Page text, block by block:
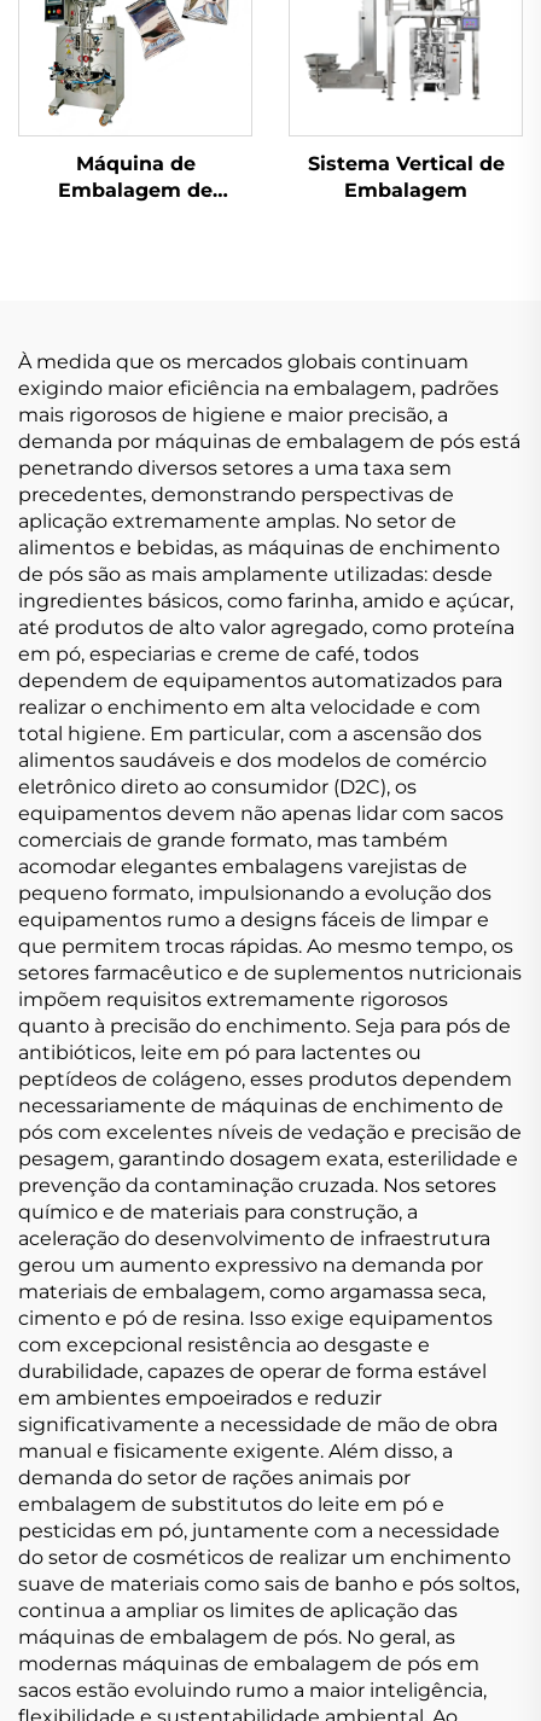
Máquina de
Embalagem de
Sistema Vertical de
Embalagem
À medida que os mercados globais continuam
exigindo maior eficiência na embalagem, padrões
mais rigorosos de higiene e maior precisão, a
demanda por máquinas de embalagem de pós está
penetrando diversos setores a uma taxa sem
precedentes, demonstrando perspectivas de
aplicação extremamente amplas. No setor de
alimentos e bebidas, as máquinas de enchimento
de pós são as mais amplamente utilizadas: desde
ingredientes básicos, como farinha, amido e açúcar,
até produtos de alto valor agregado, como proteína
em pó, especiarias e creme de café, todos
dependem de equipamentos automatizados para
realizar o enchimento em alta velocidade e com
total higiene. Em particular, com a ascensão dos
alimentos saudáveis e dos modelos de comércio
eletrônico direto ao consumidor (D2C), os
equipamentos devem não apenas lidar com sacos
comerciais de grande formato, mas também
acomodar elegantes embalagens varejistas de
pequeno formato, impulsionando a evolução dos
equipamentos rumo a designs fáceis de limpar e
que permitem trocas rápidas. Ao mesmo tempo, os
setores farmacêutico e de suplementos nutricionais
impõem requisitos extremamente rigorosos
quanto à precisão do enchimento. Seja para pós de
antibióticos, leite em pó para lactentes ou
peptídeos de colágeno, esses produtos dependem
necessariamente de máquinas de enchimento de
pós com excelentes níveis de vedação e precisão de
pesagem, garantindo dosagem exata, esterilidade e
prevenção da contaminação cruzada. Nos setores
químico e de materiais para construção, a
aceleração do desenvolvimento de infraestrutura
gerou um aumento expressivo na demanda por
materiais de embalagem, como argamassa seca,
cimento e pó de resina. Isso exige equipamentos
com excepcional resistência ao desgaste e
durabilidade, capazes de operar de forma estável
em ambientes empoeirados e reduzir
significativamente a necessidade de mão de obra
manual e fisicamente exigente. Além disso, a
demanda do setor de rações animais por
embalagem de substitutos do leite em pó e
pesticidas em pó, juntamente com a necessidade
do setor de cosméticos de realizar um enchimento
suave de materiais como sais de banho e pós soltos,
continua a ampliar os limites de aplicação das
máquinas de embalagem de pós. No geral, as
modernas máquinas de embalagem de pós em
sacos estão evoluindo rumo a maior inteligência,